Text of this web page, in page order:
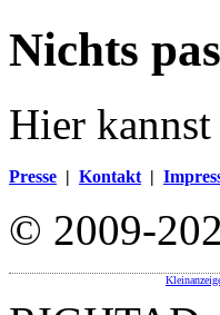
Nichts
Hier kannst
Presse | Kontakt |
© 2009-